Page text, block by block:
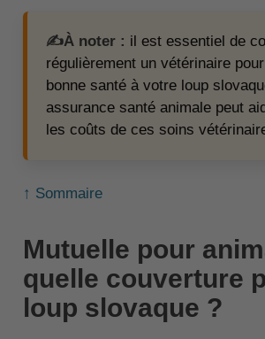
✍️À noter : il est essentiel de
régulièrement un vétérinaire
bonne santé à votre loup
assurance santé animale peut
les coûts de ces soins
↑ Sommaire
Mutuelle pour
quelle couverture
loup slovaque ?